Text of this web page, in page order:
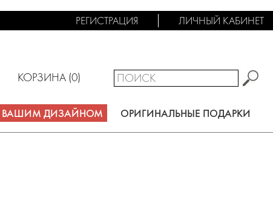
РЕГИСТРАЦИЯ ЛИЧНЫЙ КАБИНЕТ
КОРЗИНА (0)
ВАШИМ ДИЗАЙНОМ ОРИГИНАЛЬНЫЕ ПОДАРКИ